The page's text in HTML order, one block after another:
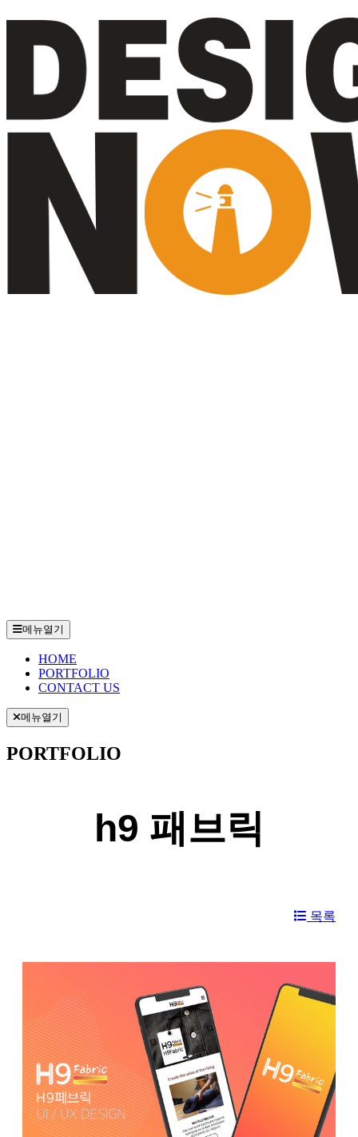
메뉴열기
HOME
PORTFOLIO
CONTACT US
메뉴열기
PORTFOLIO
h9 패브릭
목록